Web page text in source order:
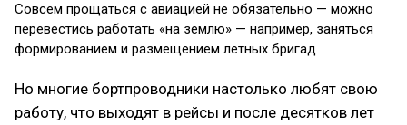
Совсем прощаться с авиацией не обязательно — можно
перевестись работать «на землю» — например, заняться
формированием и размещением летных бригад
Но многие бортпроводники настолько любят свою
работу, что выходят в рейсы и после десятков лет